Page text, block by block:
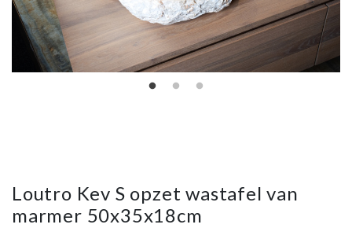
Loutro Kev S opzet wastafel van
marmer 50x35x18cm